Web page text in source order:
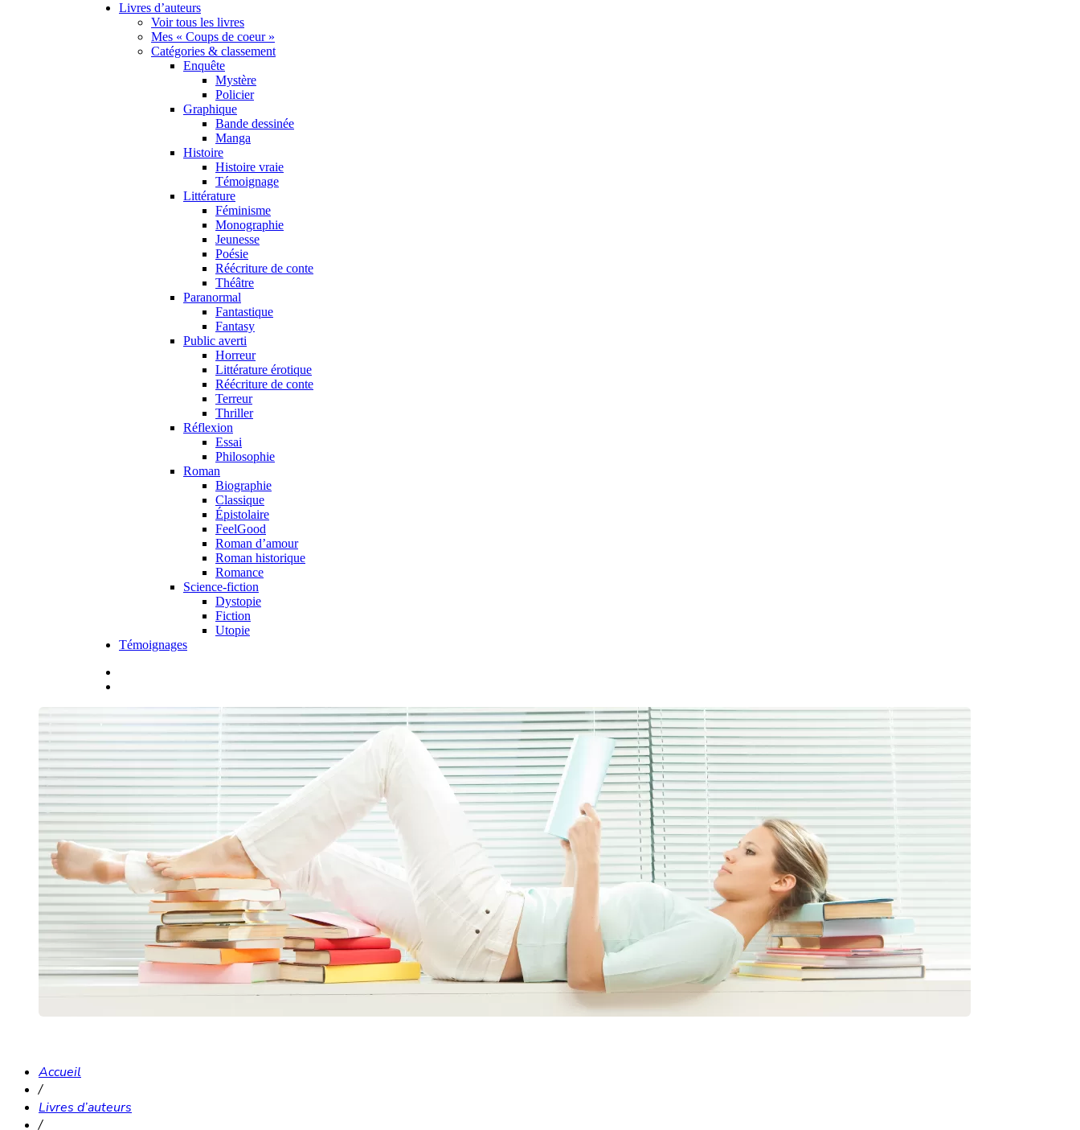
Livres d’auteurs
Voir tous les livres
Mes « Coups de coeur »
Catégories & classement
Enquête
Mystère
Policier
Graphique
Bande dessinée
Manga
Histoire
Histoire vraie
Témoignage
Littérature
Féminisme
Monographie
Jeunesse
Poésie
Réécriture de conte
Théâtre
Paranormal
Fantastique
Fantasy
Public averti
Horreur
Littérature érotique
Réécriture de conte
Terreur
Thriller
Réflexion
Essai
Philosophie
Roman
Biographie
Classique
Épistolaire
FeelGood
Roman d’amour
Roman historique
Romance
Science-fiction
Dystopie
Fiction
Utopie
Témoignages
Accueil
/
Livres d’auteurs
/